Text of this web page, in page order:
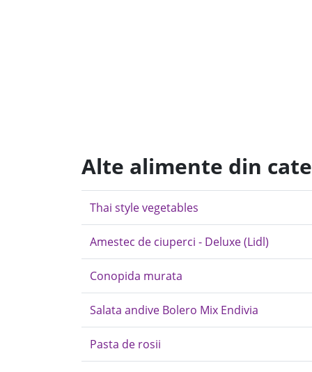
Alte alimente din
Thai style vegetables
Amestec de ciuperci - Deluxe (Lidl)
Conopida murata
Salata andive Bolero Mix Endivia
Pasta de rosii